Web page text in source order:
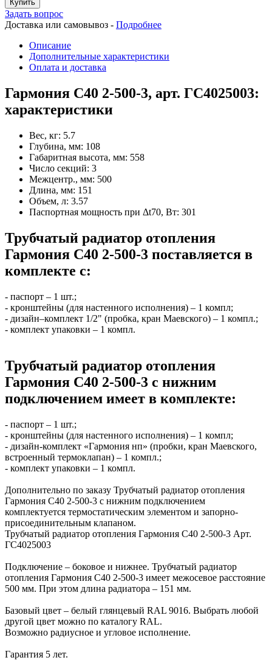
Купить
Задать вопрос
Доставка или самовывоз - Подробнее
Описание
Дополнительные характеристики
Оплата и доставка
Гармония С40 2-500-3, арт. ГС4025003:
характеристики
Вес, кг: 5.7
Глубина, мм: 108
Габаритная высота, мм: 558
Число секций: 3
Межцентр., мм: 500
Длина, мм: 151
Объем, л: 3.57
Паспортная мощность при Δt70, Вт: 301
Трубчатый радиатор отопления
Гармония С40 2-500-3 поставляется в
комплекте с:
- паспорт – 1 шт.;
- кронштейны (для настенного исполнения) – 1 компл;
- дизайн–комплект 1/2" (пробка, кран Маевского) – 1 компл.;
- комплект упаковки – 1 компл.
Трубчатый радиатор отопления
Гармония С40 2-500-3 с нижним
подключением имеет в комплекте:
- паспорт – 1 шт.;
- кронштейны (для настенного исполнения) – 1 компл;
- дизайн-комплект «Гармония нп» (пробки, кран Маевского,
встроенный термоклапан) – 1 компл.;
- комплект упаковки – 1 компл.
Дополнительно по заказу Трубчатый радиатор отопления
Гармония С40 2-500-3 с нижним подключением
комплектуется термостатическим элементом и запорно-
присоединительным клапаном.
Трубчатый радиатор отопления Гармония С40 2-500-3 Арт.
ГС4025003
Подключение – боковое и нижнее. Трубчатый радиатор
отопления Гармония С40 2-500-3 имеет межосевое расстояние
500 мм. При этом длина радиатора – 151 мм.
Базовый цвет – белый глянцевый RAL 9016. Выбрать любой
другой цвет можно по каталогу RAL.
Возможно радиусное и угловое исполнение.
Гарантия 5 лет.